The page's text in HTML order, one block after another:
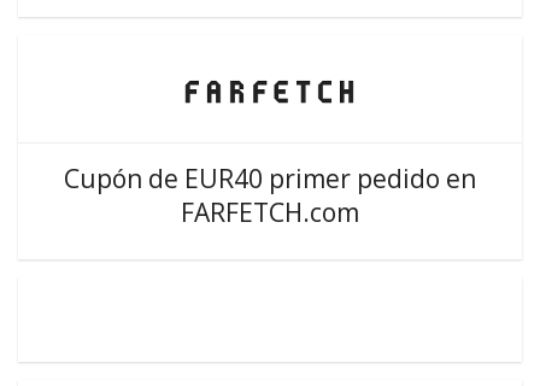
Cupón de EUR40 primer pedido en
FARFETCH.com